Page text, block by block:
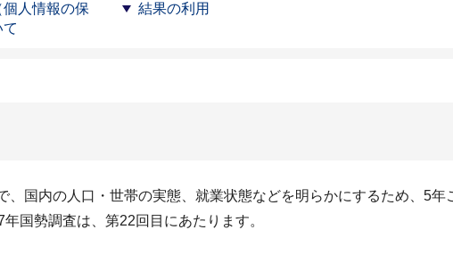
人情報の保
結果の利用
国内の⼈⼝・世帯の実態、就業状態などを明らかにするため、5年
国勢調査は、第22回目にあたります。